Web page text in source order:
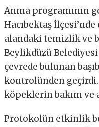
Anma programının
Hacıbektaş
alandaki temizlik ve
Beylikdüzü
çevrede bulunan
kontrolünden
köpeklerin bakım ve
Protokolün etkinlik